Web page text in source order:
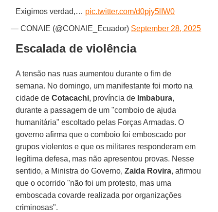
Exigimos verdad,… pic.twitter.com/d0pjy5lIW0
— CONAIE (@CONAIE_Ecuador) September 28, 2025
Escalada de violência
A tensão nas ruas aumentou durante o fim de
semana. No domingo, um manifestante foi morto na
cidade deCotacachi, província de Imbabura,
durante a passagem de um "comboio de ajuda
humanitária" escoltado pelas Forças Armadas. O
governo afirma que o comboio foi emboscado por
grupos violentos e que os militares responderam em
legítima defesa, mas não apresentou provas. Nesse
sentido, a Ministra do Governo,Zaida Rovira, afirmou
que o ocorrido "não foi um protesto, mas uma
emboscada covarde realizada por organizações
criminosas".